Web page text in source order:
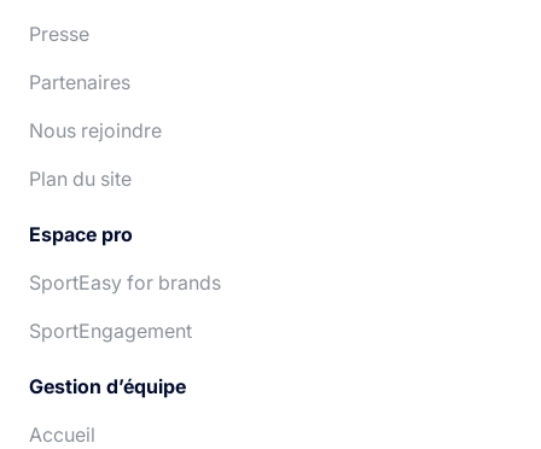
Presse
Partenaires
Nous rejoindre
Plan du site
Espace pro
SportEasy for brands
SportEngagement
Gestion d’équipe
Accueil